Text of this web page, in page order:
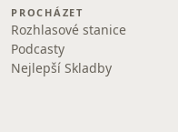
PROCHÁZET
Rozhlasové stanice
Podcasty
Nejlepší Skladby